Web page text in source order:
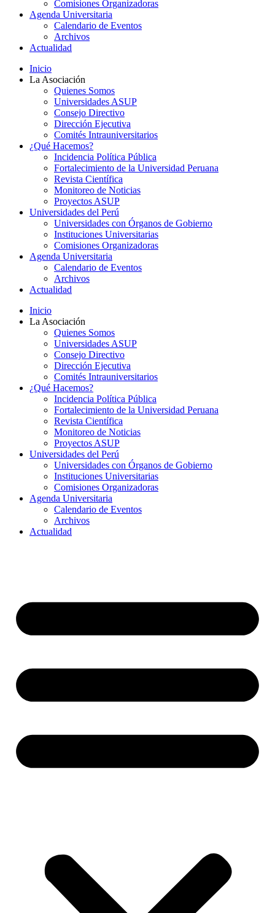
Comisiones Organizadoras
Agenda Universitaria
Calendario de Eventos
Archivos
Actualidad
Inicio
La Asociación
Quienes Somos
Universidades ASUP
Consejo Directivo
Dirección Ejecutiva
Comités Intrauniversitarios
¿Qué Hacemos?
Incidencia Política Pública
Fortalecimiento de la Universidad Peruana
Revista Científica
Monitoreo de Noticias
Proyectos ASUP
Universidades del Perú
Universidades con Órganos de Gobierno
Instituciones Universitarias
Comisiones Organizadoras
Agenda Universitaria
Calendario de Eventos
Archivos
Actualidad
Inicio
La Asociación
Quienes Somos
Universidades ASUP
Consejo Directivo
Dirección Ejecutiva
Comités Intrauniversitarios
¿Qué Hacemos?
Incidencia Política Pública
Fortalecimiento de la Universidad Peruana
Revista Científica
Monitoreo de Noticias
Proyectos ASUP
Universidades del Perú
Universidades con Órganos de Gobierno
Instituciones Universitarias
Comisiones Organizadoras
Agenda Universitaria
Calendario de Eventos
Archivos
Actualidad